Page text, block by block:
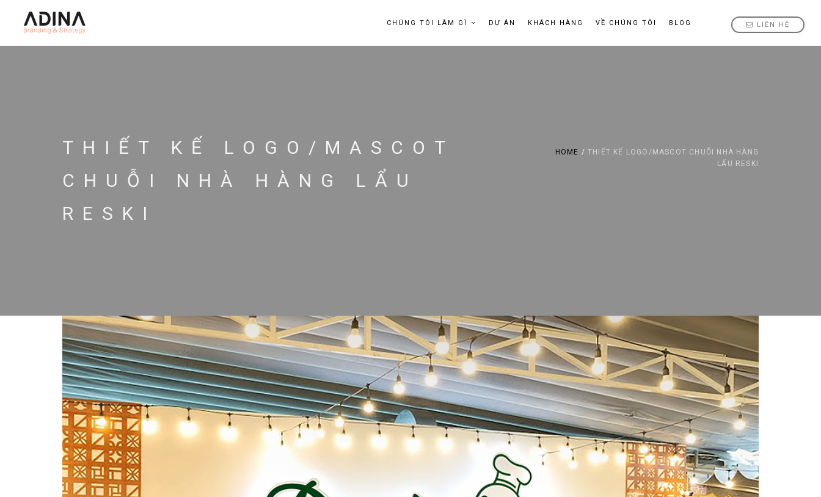
CHÚNG TÔI LÀM GÌ DỰ ÁN KHÁCH HÀNG VỀ CHÚNG TÔI BLOG LIÊN HỆ
THIẾT KẾ LOGO/MASCOT
CHUỖI NHÀ HÀNG LẨU
RESKI
HOME / THIẾT KẾ LOGO/MASCOT CHUỖI NHÀ HÀNG
LẨU RESKI